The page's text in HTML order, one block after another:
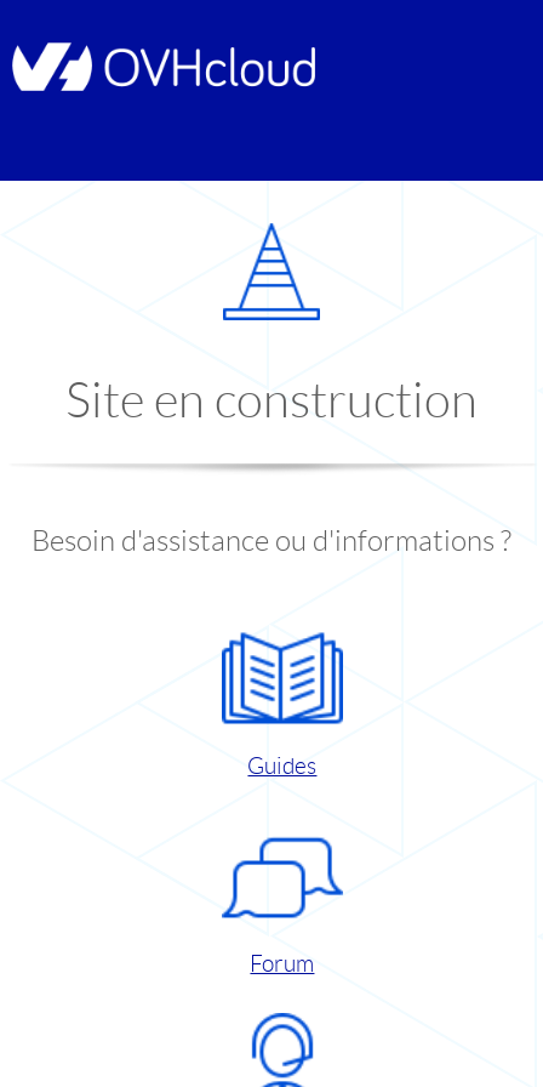
Site en construction
Besoin d'assistance ou d'informations ?
Guides
Forum